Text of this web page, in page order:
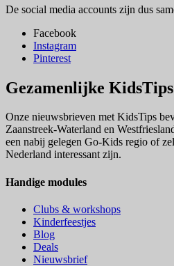
De social media accounts zijn dus
Facebook
Instagram
Pinterest
Gezamenlijke KidsTips
Onze nieuwsbrieven met KidsTips
Zaanstreek-Waterland en
een nabij gelegen Go-Kids regio of
Nederland interessant zijn.
Handige modules
Clubs & workshops
Kinderfeestjes
Blog
Deals
Nieuwsbrief